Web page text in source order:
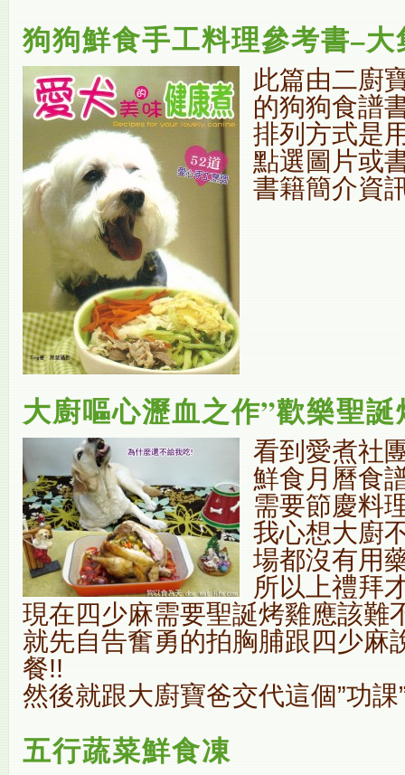
狗狗鮮食手工料理參考書–
此篇由二廚
的狗狗食譜
排列方式是
點選圖片或
書籍簡介資
大廚嘔心瀝血之作”歡樂聖
看到愛煮社
鮮食月曆食
需要節慶料
我心想大廚
場都沒有用
所以上禮拜
現在四少麻需要聖誕烤雞應該難
就先自告奮勇的拍胸脯跟四少麻
餐!!
然後就跟大廚寶爸交代這個”功課
五行蔬菜鮮食凍